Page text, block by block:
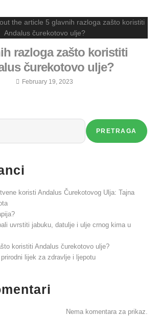
razloga zašto koristiti
čurekotovo ulje?
February 19, 2023
PRETRAGA
koristi Andalus Čurekotovog Ulja: Tajna
uvrstiti jabuku, datulje i ulje crnog kima u
koristiti Andalus čurekotovo ulje?
lijek za zdravlje i ljepotu
Nema komentara za prikaz.